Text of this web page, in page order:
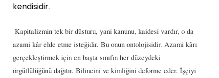
kendisidir.
Kapitalizmin tek bir düsturu, yani kanunu, kaidesi vardır, o da
azami kâr elde etme isteğidir. Bu onun ontolojisidir. Azami kârı
gerçekleştirmek için en başta sınıfın her düzeydeki
örgütlülüğünü dağıtır. Bilincini ve kimliğini deforme eder. İşçiyi